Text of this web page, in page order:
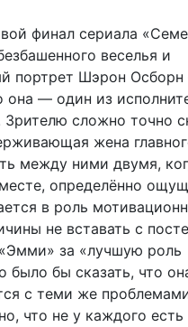
финал сериала
веселья и
портрет Шэрон
она — один из
сложно точно
жена
между ними двумя,
определённо
в роль
не вставать с
за «лучшую роль
было бы сказать, что
с теми же
что не у каждого есть